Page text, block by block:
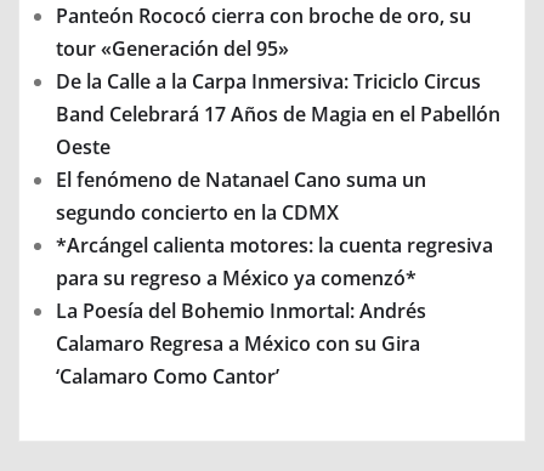
Panteón Rococó cierra con broche de oro, su
tour «Generación del 95»
De la Calle a la Carpa Inmersiva: Triciclo Circus
Band Celebrará 17 Años de Magia en el Pabellón
Oeste
El fenómeno de Natanael Cano suma un
segundo concierto en la CDMX
*Arcángel calienta motores: la cuenta regresiva
para su regreso a México ya comenzó*
La Poesía del Bohemio Inmortal: Andrés
Calamaro Regresa a México con su Gira
‘Calamaro Como Cantor’